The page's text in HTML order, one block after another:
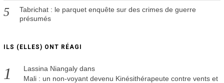
Tabrichat : le parquet enquête sur des crimes de guerre
présumés
ILS (ELLES) ONT RÉAGI
Lassina Niangalydans
Mali : un non-voyant devenu Kinésithérapeute contre vents et